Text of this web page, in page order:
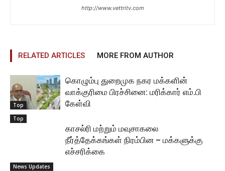
http://www.vettritv.com
RELATED ARTICLES MORE FROM AUTHOR
Top
கொழும்பு துறைமுக நகர மக்களின்
வாக்குரிமை பிரச்சினை: மரிக்கார் எம்.பி
கேள்வி
Top
காசல்ரி மற்றும் மவுசாகலை
நீர்த்தேக்கங்கள் நிரம்பின – மக்களுக்கு
எச்சரிக்கை
News Updates